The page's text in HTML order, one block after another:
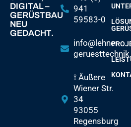
DIGITAL –
GERÜSTBAU
NEU
GEDACHT.
941
59583-0
info@lehner-
⟟ Äußere
Wiener Str.
34
93055
Regensburg